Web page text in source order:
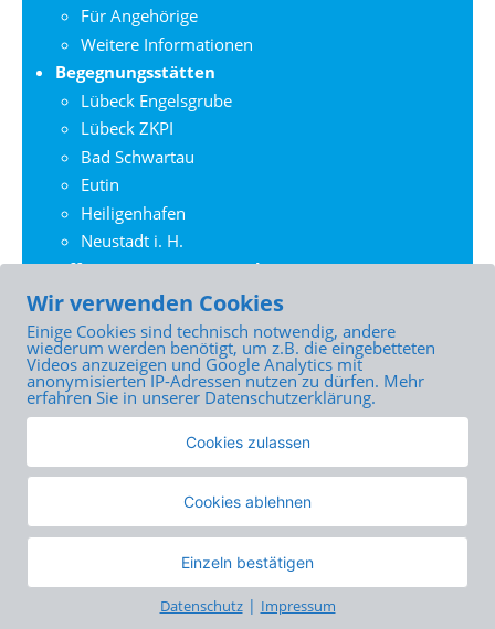
Für Angehörige
Weitere Informationen
Begegnungsstätten
Lübeck Engelsgrube
Lübeck ZKPI
Bad Schwartau
Eutin
Heiligenhafen
Neustadt i. H.
Offene Begegnungsangebote
Angebotsübersicht
Ambulantes Zentrum Moisling
BRÜCKE-Schatz
Der Club
Frauennachmittag
Querweg-Anschluss für junge Erwachsene
Wir verwenden Cookies
Einige Cookies sind technisch notwendig, andere
wiederum werden benötigt, um z.B. die eingebetteten
Videos anzuzeigen und Google Analytics mit
anonymisierten IP-Adressen nutzen zu dürfen. Mehr
erfahren Sie in unserer Datenschutzerklärung.
Cookies zulassen
Cookies ablehnen
Einzeln bestätigen
Datenschutz| Impressum